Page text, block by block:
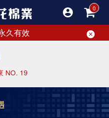
久有效
｜人文屏東
NO. 19